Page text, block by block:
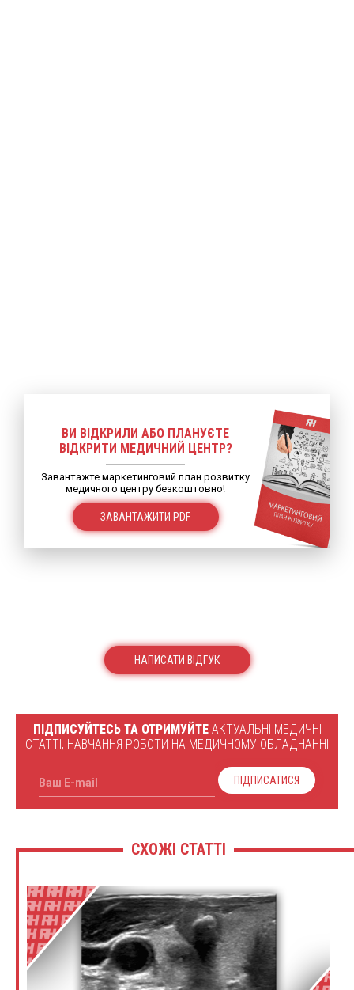
ВИ ВІДКРИЛИ АБО ПЛАНУЄТЕ
ВІДКРИТИ МЕДИЧНИЙ ЦЕНТР?
Завантажте маркетинговий план розвитку
медичного центру безкоштовно!
ЗАВАНТАЖИТИ PDF
НАПИСАТИ ВІДГУК
ПІДПИСУЙТЕСЬ ТА ОТРИМУЙТЕАКТУАЛЬНІ МЕДИЧНІ
СТАТТІ, НАВЧАННЯ РОБОТИ НА МЕДИЧНОМУ ОБЛАДНАННІ
Ваш E-mail ПІДПИСАТИСЯ
СХОЖІ СТАТТІ